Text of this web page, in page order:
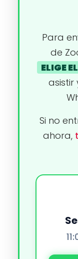
Para
de
ELIGE
asistir
Si no
ahora,